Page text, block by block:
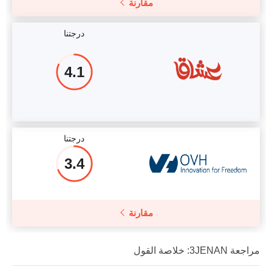
مقارنة
درجتنا
4.1
درجتنا
3.4
مقارنة
مراجعة 3JENAN: خلاصة القول